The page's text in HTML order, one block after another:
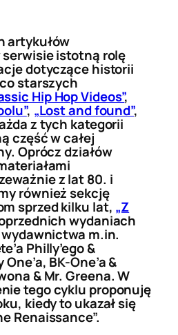
artykułów
istotną rolę
dotyczące historii
starszych
Hip Hop Videos”,
, „Lost and found”,
z tych kategorii
część w całej
Oprócz działów
z lat 80. i
również sekcję
sprzed kilku lat, „Z
wydaniach
m.in.
Philly’ego &
BK-One’a &
& Mr. Greena. W
tego cyklu proponuję
kiedy to ukazał się
Renaissance”.